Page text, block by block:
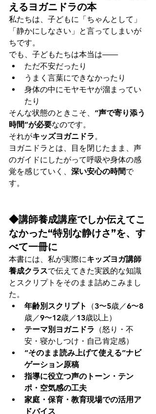
えるヨガニドラの本
私たちは、子どもに「ちゃんとして」
「静かにしなさい」と言ってしまいが
ちです。
でも、子どもたちは本当は――
ただ不安だったり
うまく言葉にできなかったり
身体の中にモヤモヤが溜まってい
たり
そんな状態のときこそ、 “声で寄り添う
時間”が必要なのです。
それがキッズヨガニドラ。
ヨガニドラとは、目を閉じたまま、声
のガイドにしたがって呼吸や身体の感
覚を感じていく、 深い安心の時間で
す。
◆講師養成講座でしか伝えてこ
なかった“特別な静けさ”を、す
べて一冊に
本書には、私が実際にキッズヨガ講師
養成クラスで伝えてきた実践的な知識
とスクリプトをそのまま詰めこみまし
た。
年齢別スクリプト
（3〜5歳／6〜8
歳／9〜12歳／13歳以上）
テーマ別ヨガニドラ
（怒り・不
安・寝かしつけ・自己肯定感）
“そのまま読み上げて使える”ナビ
ゲーション原稿
指導に役立つ声のトーン・テン
ポ・空気感の工夫
家庭・保育・教育現場での活用ア
ドバイス